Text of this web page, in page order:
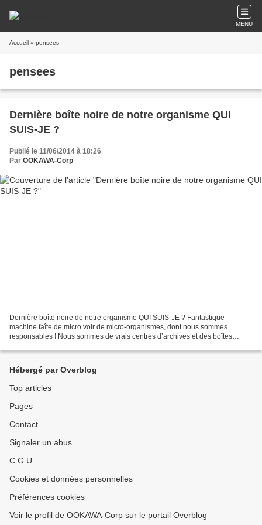
MENU
Accueil » pensees
pensees
Dernière boîte noire de notre organisme QUI
SUIS-JE ?
Publié le 11/06/2014 à 18:26
Par OOKAWA-Corp
Dernière boîte noire de notre organisme QUI SUIS-JE ? Fantastique
machine faîte de micro voir de micro-organismes, dont nous sommes
responsables ! Nous sommes de vrais centres d’archives et des boîtes
Hébergé par Overblog
Top articles
Pages
Contact
Signaler un abus
C.G.U.
Cookies et données personnelles
Préférences cookies
Voir le profil de OOKAWA-Corp sur le portail Overblog